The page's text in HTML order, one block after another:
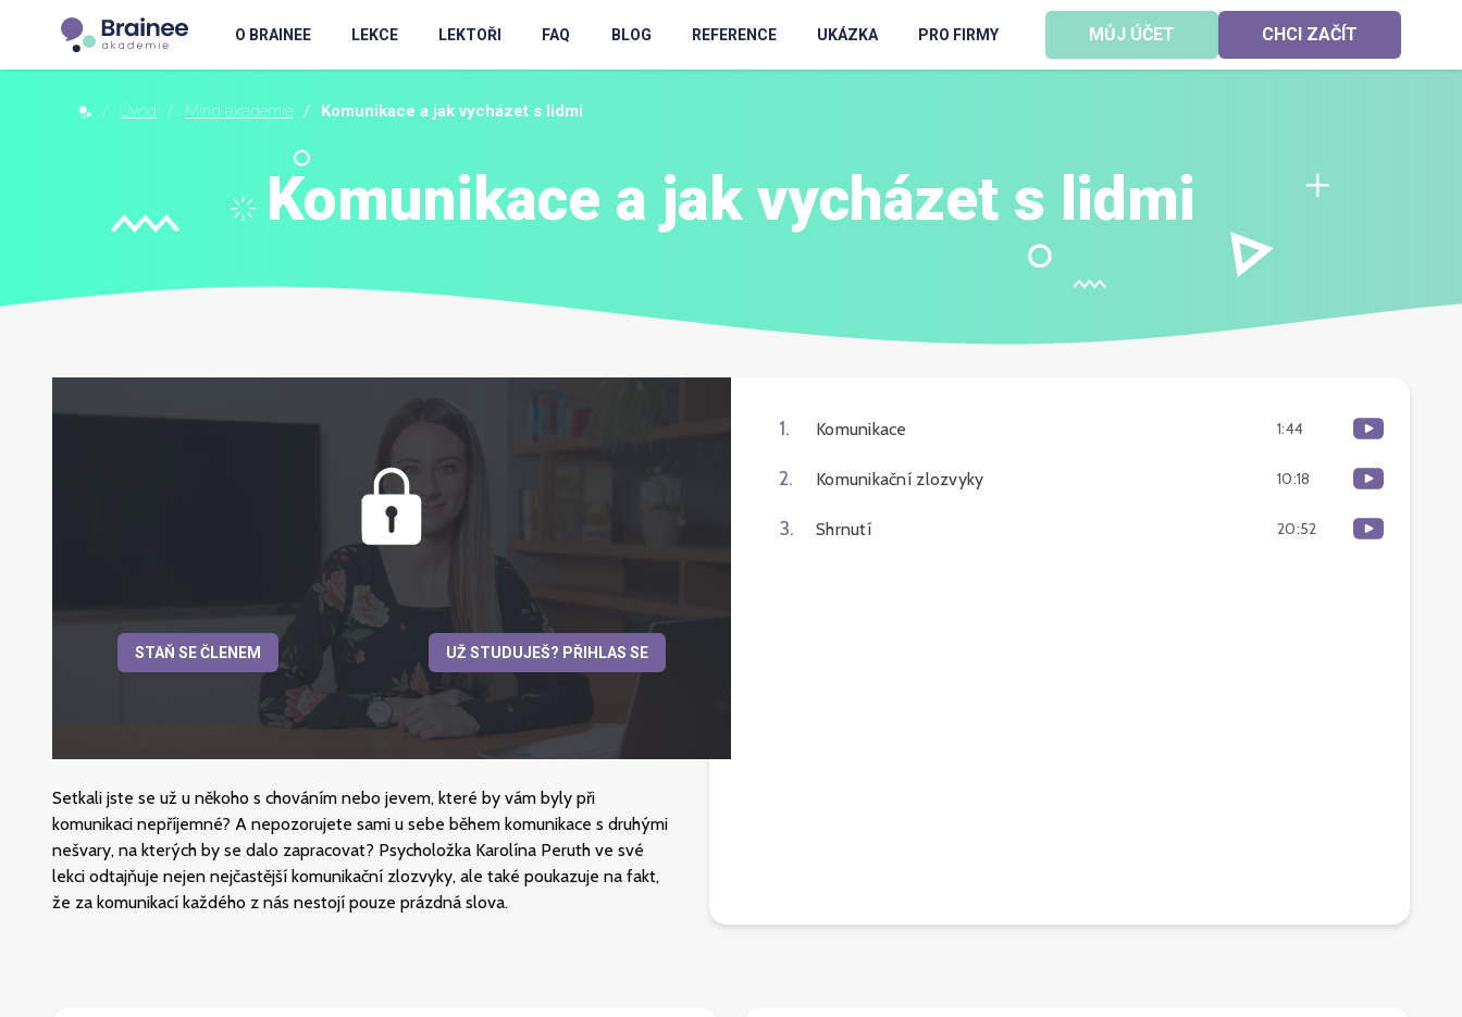
O BRAINEE LEKCE LEKTOŘI FAQ BLOG REFERENCE UKÁZKA PRO FIRMY MŮJ ÚČET CHCI ZAČÍT
Úvod Mind akademie Komunikace a jak vycházet s lidmi
Komunikace a jak vycházet s lidmi
STAŇ SE ČLENEM UŽ STUDUJEŠ? PŘIHLAS SE
Setkali jste se už u někoho s chováním nebo jevem, které by vám byly při
komunikaci nepříjemné? A nepozorujete sami u sebe během komunikace s druhými
nešvary, na kterých by se dalo zapracovat? Psycholožka Karolína Peruth ve své
lekci odtajňuje nejen nejčastější komunikační zlozvyky, ale také poukazuje na fakt,
že za komunikací každého z nás nestojí pouze prázdná slova.
1. Komunikace 1:44
2. Komunikační zlozvyky 10:18
3. Shrnutí 20:52